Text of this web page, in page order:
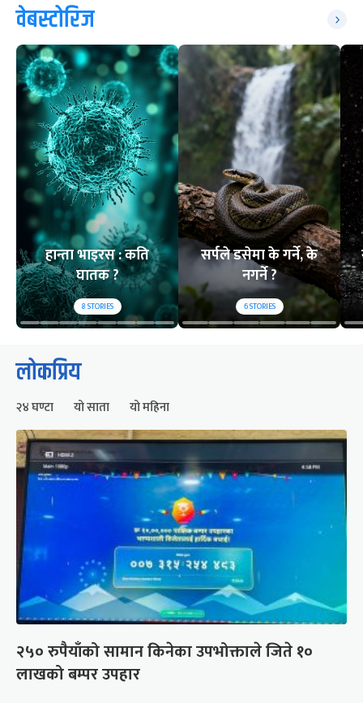
वेबस्टोरिज
हान्ता भाइरस : कति
घातक ?
8STORIES
सर्पले डसेमा के गर्ने, के
नगर्ने ?
6STORIES
लोकप्रिय
२४ घण्टा यो साता यो महिना
२५० रुपैयाँको सामान किनेका उपभोक्ताले जिते १०
लाखको बम्पर उपहार